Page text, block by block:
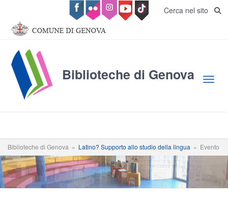
Salta al contenuto principale Cerca nel sito
Biblioteche di Genova
Biblioteche di Genova » Latino? Supporto allo studio della lingua » Evento